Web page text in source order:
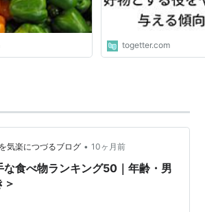
togetter.com
気楽につづるブログ • 10ヶ月前
な食べ物ランキング50｜年齢・男
＞